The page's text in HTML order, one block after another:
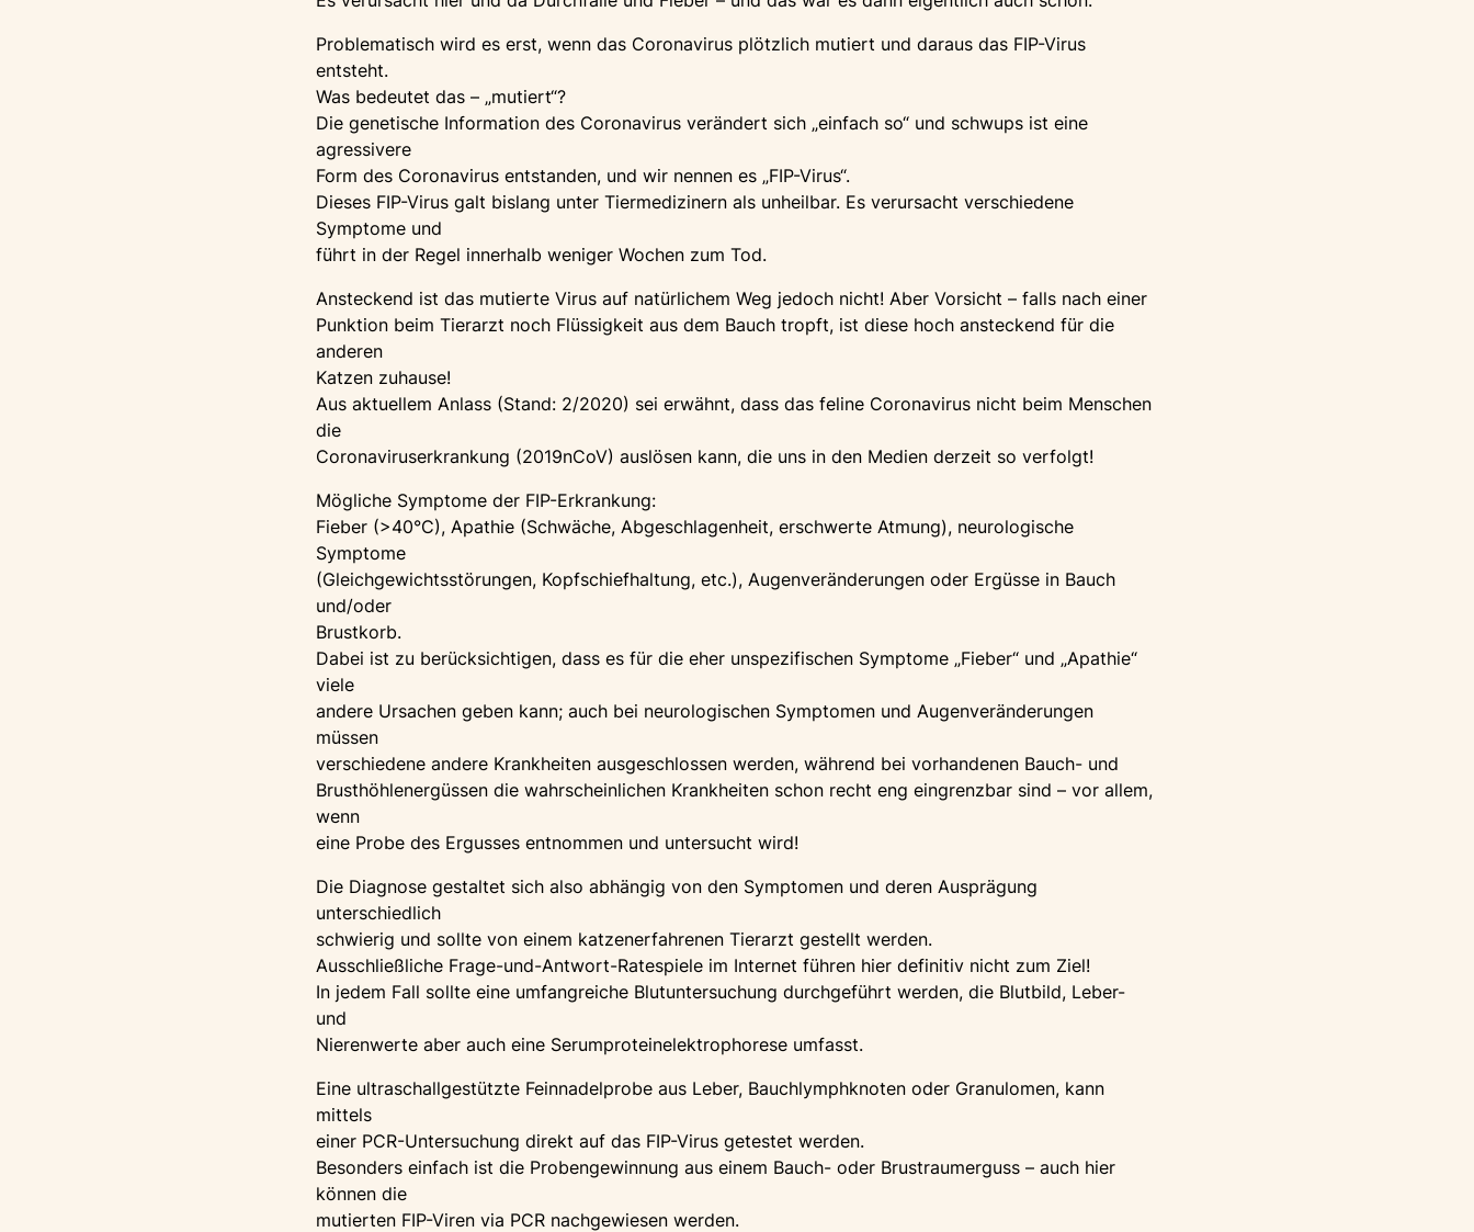
Problematisch wird es erst, wenn das Coronavirus plötzlich mutiert und daraus das FIP-Virus
entsteht.
Was bedeutet das – „mutiert“?
Die genetische Information des Coronavirus verändert sich „einfach so“ und schwups ist eine
agressivere
Form des Coronavirus entstanden, und wir nennen es „FIP-Virus“.
Dieses FIP-Virus galt bislang unter Tiermedizinern als unheilbar. Es verursacht verschiedene
Symptome und
führt in der Regel innerhalb weniger Wochen zum Tod.
Ansteckend ist das mutierte Virus auf natürlichem Weg jedoch nicht! Aber Vorsicht – falls nach einer
Punktion beim Tierarzt noch Flüssigkeit aus dem Bauch tropft, ist diese hoch ansteckend für die
anderen
Katzen zuhause!
Aus aktuellem Anlass (Stand: 2/2020) sei erwähnt, dass das feline Coronavirus nicht beim Menschen
die
Coronaviruserkrankung (2019nCoV) auslösen kann, die uns in den Medien derzeit so verfolgt!
Mögliche Symptome der FIP-Erkrankung:
Fieber (>40°C), Apathie (Schwäche, Abgeschlagenheit, erschwerte Atmung), neurologische
Symptome
(Gleichgewichtsstörungen, Kopfschiefhaltung, etc.), Augenveränderungen oder Ergüsse in Bauch
und/oder
Brustkorb.
Dabei ist zu berücksichtigen, dass es für die eher unspezifischen Symptome „Fieber“ und „Apathie“
viele
andere Ursachen geben kann; auch bei neurologischen Symptomen und Augenveränderungen
müssen
verschiedene andere Krankheiten ausgeschlossen werden, während bei vorhandenen Bauch- und
Brusthöhlenergüssen die wahrscheinlichen Krankheiten schon recht eng eingrenzbar sind – vor allem,
wenn
eine Probe des Ergusses entnommen und untersucht wird!
Die Diagnose gestaltet sich also abhängig von den Symptomen und deren Ausprägung
unterschiedlich
schwierig und sollte von einem katzenerfahrenen Tierarzt gestellt werden.
Ausschließliche Frage-und-Antwort-Ratespiele im Internet führen hier definitiv nicht zum Ziel!
In jedem Fall sollte eine umfangreiche Blutuntersuchung durchgeführt werden, die Blutbild, Leber-
und
Nierenwerte aber auch eine Serumproteinelektrophorese umfasst.
Eine ultraschallgestützte Feinnadelprobe aus Leber, Bauchlymphknoten oder Granulomen, kann
mittels
einer PCR-Untersuchung direkt auf das FIP-Virus getestet werden.
Besonders einfach ist die Probengewinnung aus einem Bauch- oder Brustraumerguss – auch hier
können die
mutierten FIP-Viren via PCR nachgewiesen werden.